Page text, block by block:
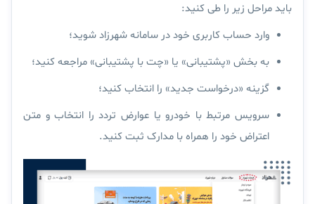
باید مراحل زیر را طی کنید:
وارد حساب کاربری خود در سامانه شهرزاد شوید؛
به بخش «پشتیبانی» یا «چت با پشتیبانی» مراجعه کنید؛
گزینه «درخواست جدید» را انتخاب کنید؛
سرویس مرتبط با خودرو یا عوارض تردد را انتخاب و متن
اعتراض خود را همراه با مدارک ثبت کنید.